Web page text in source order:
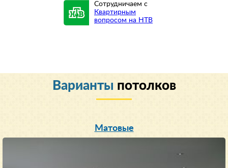
Сотрудничаем с
Квартирным
вопросом на НТВ
Варианты потолков
Матовые